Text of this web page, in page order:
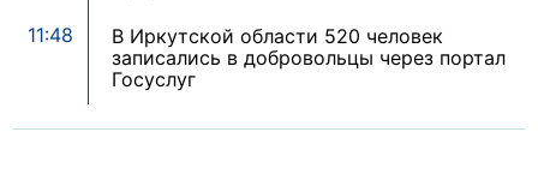
11:48
В Иркутской области 520 человек
записались в добровольцы через портал
Госуслуг